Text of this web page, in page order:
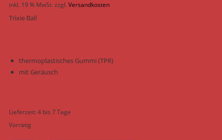
inkl. 19 % MwSt. zzgl. Versandkosten
Trixie Ball
thermoplastisches Gummi (TPR)
mit Geräusch
Lieferzeit:4 bis 7 Tage
Vorrätig